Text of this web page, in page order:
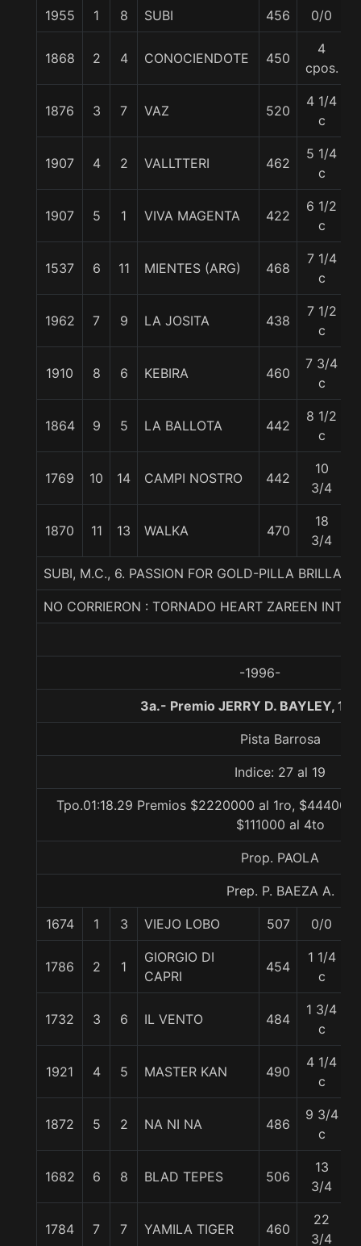
1955 1 8 SUBI 456 0/0
1868 2 4 CONOCIENDOTE 450
4
cpos.
1876 3 7 VAZ 520
4 1/4
c
1907 4 2 VALLTTERI 462
5 1/4
c
1907 5 1 VIVA MAGENTA 422
6 1/2
c
1537 6 11 MIENTES (ARG) 468
7 1/4
c
1962 7 9 LA JOSITA 438
7 1/2
c
1910 8 6 KEBIRA 460
7 3/4
c
1864 9 5 LA BALLOTA 442
8 1/2
c
1769 10 14 CAMPI NOSTRO 442
10
3/4
1870 11 13 WALKA 470
18
3/4
SUBI, M.C., 6. PASSION FOR GOLD-PILLA
NO CORRIERON : TORNADO HEART ZAREEN
-1996-
3a.- Premio JERRY D. BAYLEY,
Pista Barrosa
Indice: 27 al 19
Tpo.01:18.29 Premios $2220000 al 1ro,
$111000 al 4to
Prop. PAOLA
Prep. P. BAEZA A.
1674 1 3 VIEJO LOBO 507 0/0
1786 2 1
GIORGIO DI
CAPRI
454
1 1/4
c
1732 3 6 IL VENTO 484
1 3/4
c
1921 4 5 MASTER KAN 490
4 1/4
c
1872 5 2 NA NI NA 486
9 3/4
c
1682 6 8 BLAD TEPES 506
13
3/4
1784 7 7 YAMILA TIGER 460
22
3/4